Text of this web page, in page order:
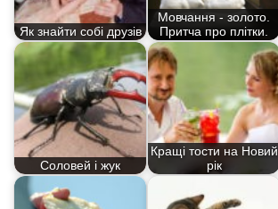
Як знайти собі друзів
Мовчання - золото.
Притча про плітки.
Соловей і жук
Кращі тости на Новий
рік